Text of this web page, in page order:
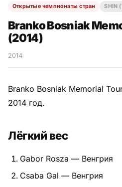
Результаты турниров
Мастера киокушинкай
Питание
Пояса
Открытые чемпионаты стран SHIN
Branko Bosniak
(2014)
2014
Branko Bosniak Memorial
2014 год.
Лёгкий вес
Gabor Rosza — Венгрия
Csaba Gal — Венгрия